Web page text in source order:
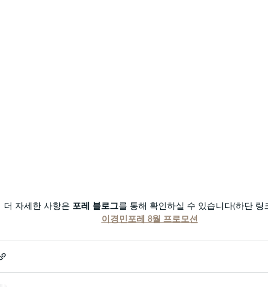
더 자세한 사항은 포레 블로그를 통해 확인하실 수 있습니다(하단 링
이경민포레 8월 프로모션